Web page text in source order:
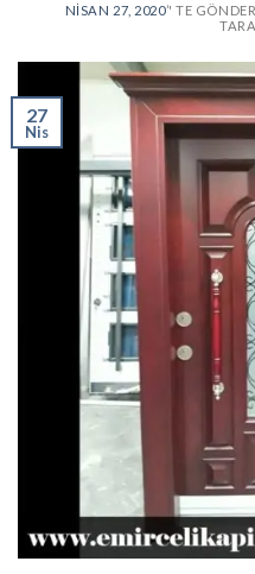
NISAN 27, 2020’' TE
27
Nis